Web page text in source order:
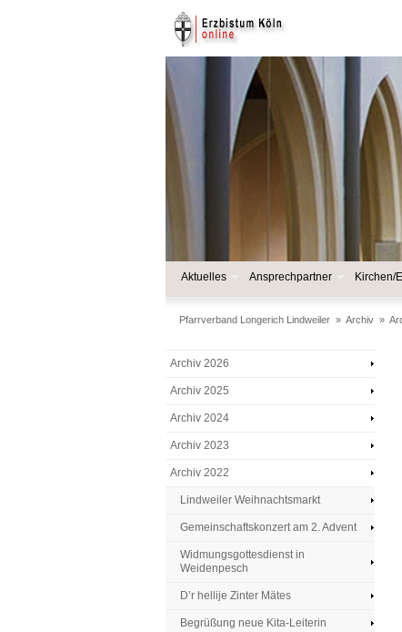
Aktuelles Ansprechpartner Kirchen/
Pfarrverband Longerich Lindweiler » Archiv »
Archiv 2026
Archiv 2025
Archiv 2024
Archiv 2023
Archiv 2022
Lindweiler Weihnachtsmarkt
Gemeinschaftskonzert am 2. Advent
Widmungsgottesdienst in
Weidenpesch
D’r hellije Zinter Mätes
Begrüßung neue Kita-Leiterin